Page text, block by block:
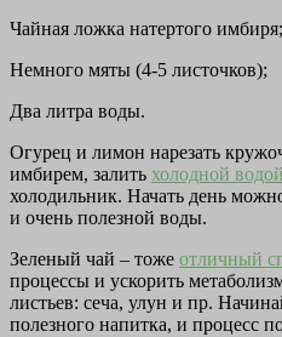
Чайная ложка натертого имбиря;
Немного мяты (4-5 листочков);
Два литра воды.
Огурец и лимон нарезать
имбирем, залить холодной водой
холодильник. Начать день
и очень полезной воды.
Зеленый чай – тоже отличный
процессы и ускорить
листьев: сеча, улун и пр.
полезного напитка, и процесс